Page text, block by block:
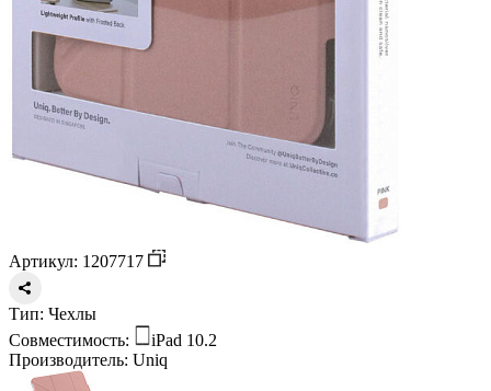
Артикул: 1207717
Тип: Чехлы
Совместимость:
iPad 10.2
Производитель: Uniq